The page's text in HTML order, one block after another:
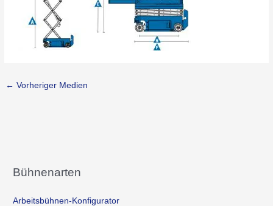
← Vorheriger Medien
Bühnenarten
Arbeitsbühnen-Konfigurator